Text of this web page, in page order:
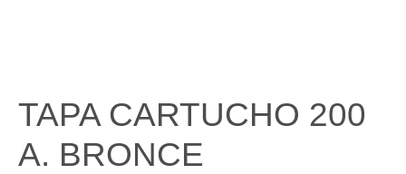
TAPA CARTUCHO 200
A. BRONCE